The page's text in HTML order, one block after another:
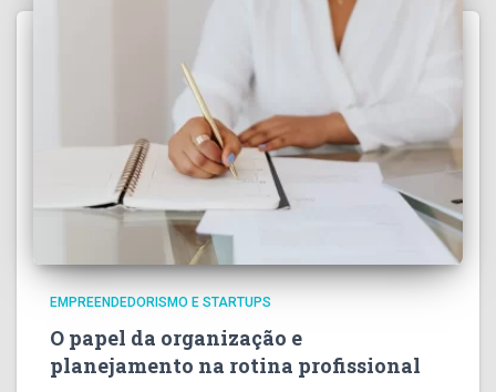
EMPREENDEDORISMO E STARTUPS
O papel da organização e
planejamento na rotina profissional